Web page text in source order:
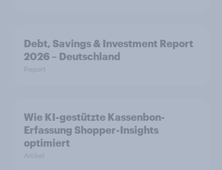
Debt, Savings & Investment Report
2026 – Deutschland
Report
Wie KI-gestützte Kassenbon-
Erfassung Shopper-Insights
optimiert
Artikel